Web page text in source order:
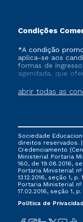
Condições
abrir todas as
*A condição
aplica-se aos
formas de
agendada, que
que ainda não
cancelado ou
FIES, Prouni e
não se acumula
ofertada pela
Sociedade
direitos reservados. |
Credenciamento
Ministerial Portaria
160, de 19.08.2016,
Portaria Ministerial nº
13.12.2016, seção 1,
Portaria Ministerial nº
17.02.2016, seção 1, p.
Política de